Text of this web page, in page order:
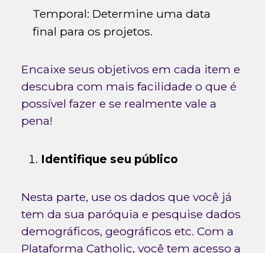
Temporal: Determine uma data
final para os projetos.
Encaixe seus objetivos em cada item e
descubra com mais facilidade o que é
possível fazer e se realmente vale a
pena!
Identifique seu público
Nesta parte, use os dados que você já
tem da sua paróquia e pesquise dados
demográficos, geográficos etc. Com a
Plataforma Catholic, você tem acesso a